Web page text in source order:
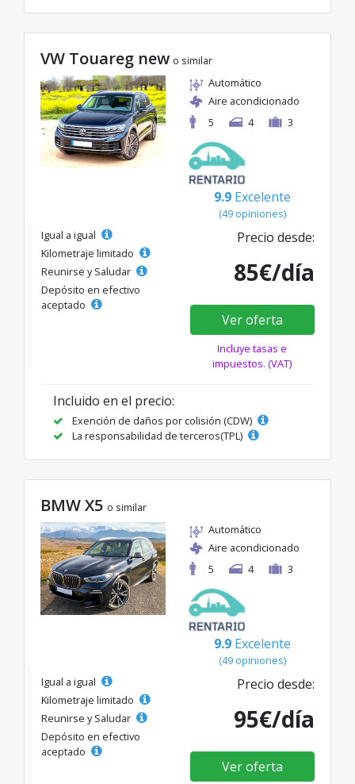
VW Touareg new o similar
Automático
Aire acondicionado
5
4 3
9.9 Excelente
(49 opiniones)
Igual a igual
Kilometraje limitado
Reunirse y Saludar
Depósito en efectivo
aceptado
Precio desde:
85€/día
Ver oferta
Incluye tasas e
impuestos. (VAT)
Incluido en el precio:
Exención de daños por colisión (CDW)
La responsabilidad de terceros(TPL)
BMW X5 o similar
Automático
Aire acondicionado
5
4 3
9.9 Excelente
(49 opiniones)
Igual a igual
Kilometraje limitado
Reunirse y Saludar
Depósito en efectivo
aceptado
Precio desde:
95€/día
Ver oferta